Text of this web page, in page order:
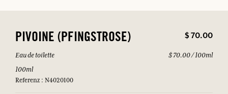
PIVOINE (PFINGSTROSE) $ 70.00
Eau de toilette
100ml
Referenz : N4020100
$ 70.00 / 100ml